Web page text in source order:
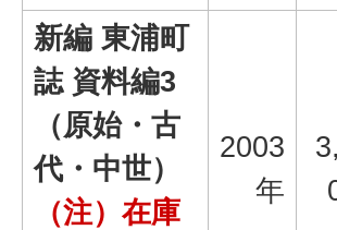
新編 東浦町
誌 資料編3
（原始・古
代・中世）
（注）在庫
2003
年